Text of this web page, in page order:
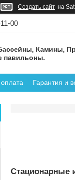
Создать сайт на
00
Камины,
павильоны.
Гарантия и
Стационарные